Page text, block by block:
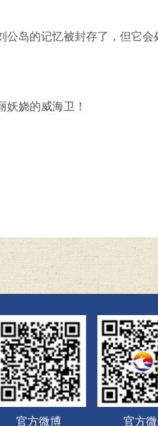
的记忆被封存了，但它会
娆的威海卫！
官方微博 官方